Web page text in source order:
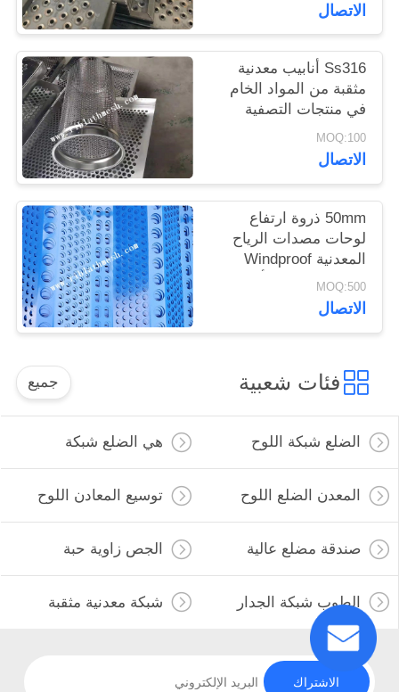
الاتصال
Ss316 أنابيب معدنية
مثقبة من المواد الخام
في منتجات التصفية
MOQ:100
الاتصال
50mm ذروة ارتفاع
لوحات مصدات الرياح
المعدنية Windproof
الغبار قمع طول أقل من
10m
MOQ:500
الاتصال
فئات شعبية جميع
الضلع شبكة اللوح هي الضلع شبكة
المعدن الضلع اللوح توسيع المعادن اللوح
صندقة مضلع عالية الجص زاوية حبة
الطوب شبكة الجدار شبكة معدنية مثقبة
الاشتراك